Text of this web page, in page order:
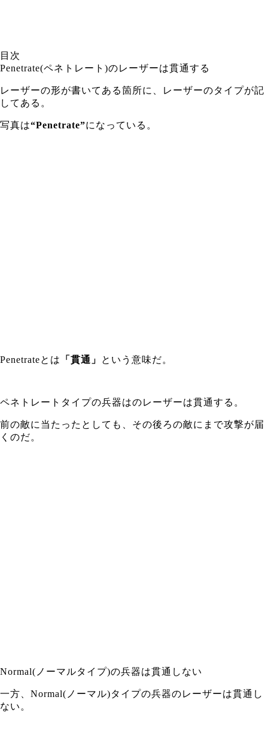
目次
Penetrate(ペネトレート)のレーザーは貫通する
レーザーの形が書いてある箇所に、レーザーのタイプが記
してある。
写真は“Penetrate”になっている。
Penetrateとは 「貫通」 という意味だ。
ペネトレートタイプの兵器はのレーザーは貫通する。
前の敵に当たったとしても、その後ろの敵にまで攻撃が届
くのだ。
Normal(ノーマルタイプ)の兵器は貫通しない
一方、Normal(ノーマル)タイプの兵器のレーザーは貫通し
ない。